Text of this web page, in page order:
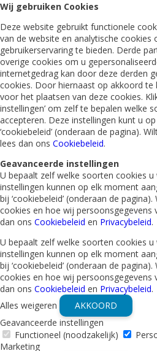
Wij gebruiken Cookies
Deze website gebruikt functionele
van de website en analytische cookies
gebruikerservaring te bieden. Derde
overige cookies om u
internetgedrag kan door deze derden
cookies. Door hiernaast op akkoord
voor het plaatsen van deze cookies.
instellingen’ om zelf te bepalen welke
accepteren. Deze instellingen kunt u
‘cookiebeleid’ (onderaan de pagina).
lees dan ons Cookiebeleid.
Geavanceerde instellingen
U bepaalt zelf welke soorten cookies u
instellingen kunnen op elk moment
bij ‘cookiebeleid’ (onderaan de
cookies en hoe wij persoonsgegevens
dan ons Cookiebeleid en Privacybeleid.
U bepaalt zelf welke soorten cookies u
instellingen kunnen op elk moment
bij ‘cookiebeleid’ (onderaan de
cookies en hoe wij persoonsgegevens
dan ons Cookiebeleid en Privacybeleid.
Alles weigeren
AKKOORD
Geavanceerde instellingen
Functioneel (noodzakelijk)
Marketing